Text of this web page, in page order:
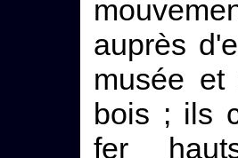
auprès
musée et
bois ; ils
fer